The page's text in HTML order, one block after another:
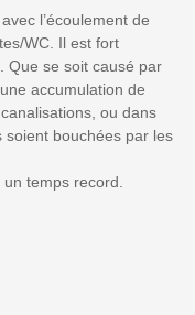
l’écoulement de
WC. Il est fort
Que se soit causé par
accumulation de
ou dans
soient bouchées par les
temps record.